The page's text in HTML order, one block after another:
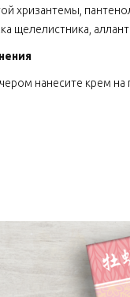
хризантемы,
щелелистника,
нанесите крем